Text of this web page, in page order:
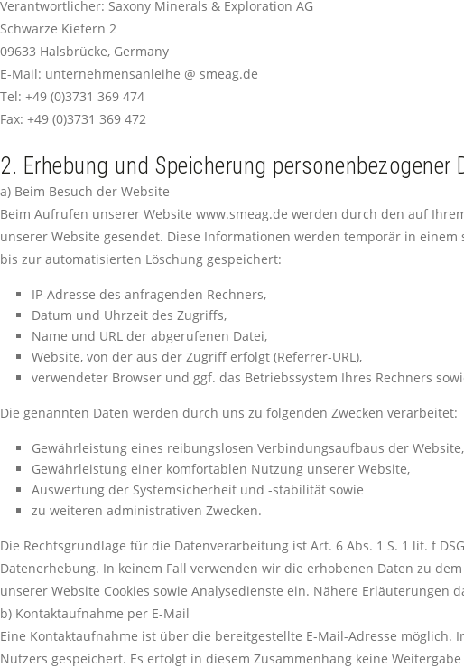
Verantwortlicher: Saxony Minerals & Exploration AG
Schwarze Kiefern 2
09633 Halsbrücke, Germany
E-Mail: unternehmensanleihe @ smeag.de
Tel: +49 (0)3731 369 474
Fax: +49 (0)3731 369 472
2. Erhebung und Speicherung
a) Beim Besuch der Website
Beim Aufrufen unserer Website www.smeag.de werden durch den auf
unserer Website gesendet. Diese Informationen werden temporär in
bis zur automatisierten Löschung gespeichert:
IP-Adresse des anfragenden Rechners,
Datum und Uhrzeit des Zugriffs,
Name und URL der abgerufenen Datei,
Website, von der aus der Zugriff erfolgt (Referrer-URL),
verwendeter Browser und ggf. das Betriebssystem Ihres Rechners
Die genannten Daten werden durch uns zu folgenden Zwecken verarbeitet:
Gewährleistung eines reibungslosen Verbindungsaufbaus der Website,
Gewährleistung einer komfortablen Nutzung unserer Website,
Auswertung der Systemsicherheit und -stabilität sowie
zu weiteren administrativen Zwecken.
Die Rechtsgrundlage für die Datenverarbeitung ist Art. 6 Abs. 1 S. 1 lit. f
Datenerhebung. In keinem Fall verwenden wir die erhobenen Daten zu
unserer Website Cookies sowie Analysedienste ein. Nähere
b) Kontaktaufnahme per E-Mail
Eine Kontaktaufnahme ist über die bereitgestellte E-Mail-Adresse
Nutzers gespeichert. Es erfolgt in diesem Zusammenhang keine